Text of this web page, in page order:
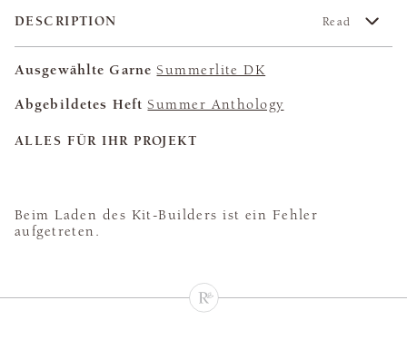
DESCRIPTION Read
Ausgewählte Garne Summerlite DK
Abgebildetes Heft Summer Anthology
ALLES FÜR IHR PROJEKT
Beim Laden des Kit-Builders ist ein Fehler
aufgetreten.